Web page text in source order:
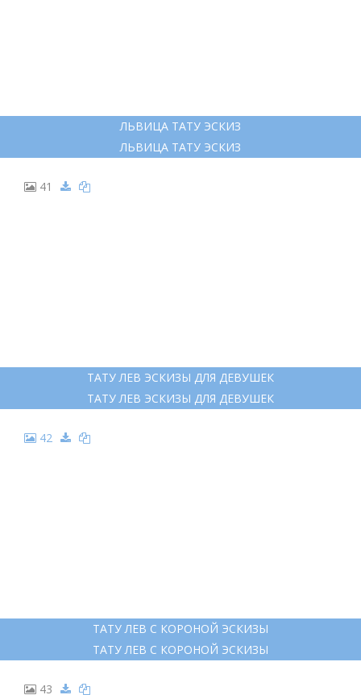
ЛЬВИЦА ТАТУ ЭСКИЗ
ЛЬВИЦА ТАТУ ЭСКИЗ
41
ТАТУ ЛЕВ ЭСКИЗЫ ДЛЯ ДЕВУШЕК
ТАТУ ЛЕВ ЭСКИЗЫ ДЛЯ ДЕВУШЕК
42
ТАТУ ЛЕВ С КОРОНОЙ ЭСКИЗЫ
ТАТУ ЛЕВ С КОРОНОЙ ЭСКИЗЫ
43